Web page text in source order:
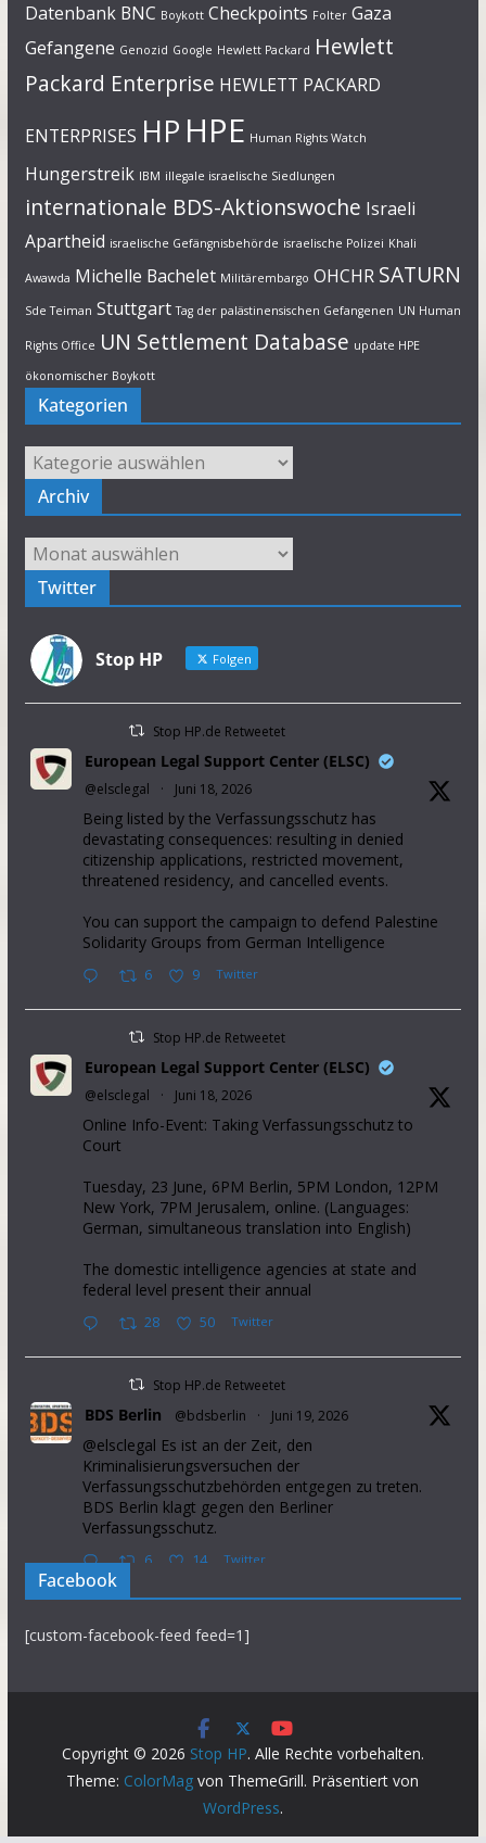
Datenbank BNC Boykott Checkpoints Folter Gaza
Gefangene Genozid Google Hewlett Packard Hewlett
Packard Enterprise HEWLETT PACKARD
ENTERPRISES HP HPE Human Rights Watch
Hungerstreik IBM illegale israelische Siedlungen
internationale BDS-Aktionswoche Israeli
Apartheid israelische Gefängnisbehörde israelische Polizei Khali
Awawda Michelle Bachelet Militärembargo OHCHR SATURN
Sde Teiman Stuttgart Tag der palästinensischen Gefangenen UN Human
Rights Office UN Settlement Database update HPE
ökonomischer Boykott
Kategorien
Kategorien
Archiv
Archiv
Twitter
Stop HP Folgen
Stop HP.de Retweetet
European Legal Support Center (ELSC)
@elsclegal · Juni 18, 2026
Being listed by the Verfassungsschutz has
devastating consequences: resulting in denied
citizenship applications, restricted movement,
threatened residency, and cancelled events.
You can support the campaign to defend Palestine
Solidarity Groups from German Intelligence
6 9 Twitter
Stop HP.de Retweetet
European Legal Support Center (ELSC)
@elsclegal · Juni 18, 2026
Online Info-Event: Taking Verfassungsschutz to
Court
Tuesday, 23 June, 6PM Berlin, 5PM London, 12PM
New York, 7PM Jerusalem, online. (Languages:
German, simultaneous translation into English)
The domestic intelligence agencies at state and
federal level present their annual
28 50 Twitter
Stop HP.de Retweetet
BDS Berlin @bdsberlin · Juni 19, 2026
@elsclegal Es ist an der Zeit, den
Kriminalisierungsversuchen der
Verfassungsschutzbehörden entgegen zu treten.
BDS Berlin klagt gegen den Berliner
Verfassungsschutz.
6 14 Twitter
37 aid organisations from operating in the Occupied
Palestinian Territory. This will further intensify
suffering in the Gaza Strip.
Demand the gov introduce sanctions on Israel NOW.
https://palestinecampaign.eaction.org.uk/aidorgsban
Facebook
[custom-facebook-feed feed=1]
Copyright © 2026 Stop HP. Alle Rechte vorbehalten.
Theme: ColorMag von ThemeGrill. Präsentiert von
WordPress.